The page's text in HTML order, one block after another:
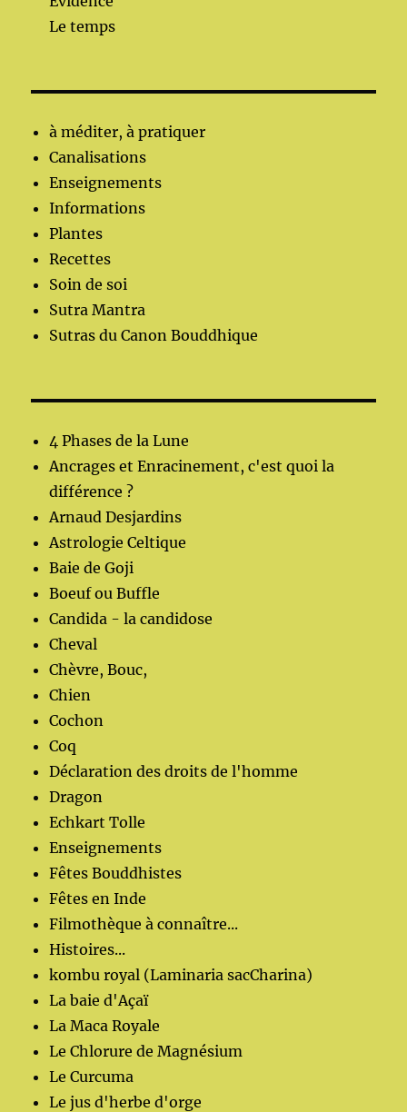
Le temps
à méditer, à pratiquer
Canalisations
Enseignements
Informations
Plantes
Recettes
Soin de soi
Sutra Mantra
Sutras du Canon Bouddhique
4 Phases de la Lune
Ancrages et Enracinement, c'est quoi la
différence ?
Arnaud Desjardins
Astrologie Celtique
Baie de Goji
Boeuf ou Buffle
Candida - la candidose
Cheval
Chèvre, Bouc,
Chien
Cochon
Coq
Déclaration des droits de l'homme
Dragon
Echkart Tolle
Enseignements
Fêtes Bouddhistes
Fêtes en Inde
Filmothèque à connaître...
Histoires...
kombu royal (Laminaria sacCharina)
La baie d'Açaï
La Maca Royale
Le Chlorure de Magnésium
Le Curcuma
Le jus d'herbe d'orge